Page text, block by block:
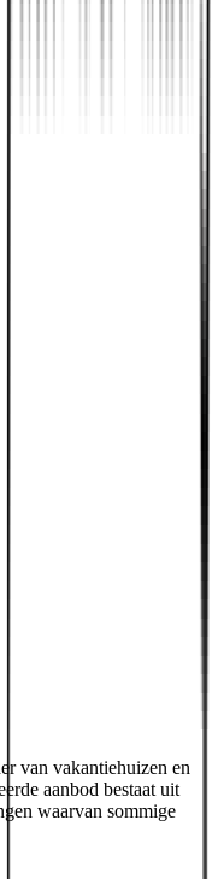
van vakantiehuizen en
aanbod bestaat uit
waarvan sommige